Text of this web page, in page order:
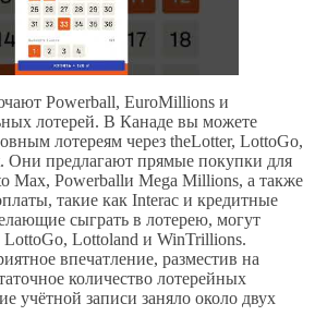
Powerball, EuroMillions и
лотерей. В Канаде вы можете
лотереям через theLotter, LottoGo,
Они предлагают прямые покупки для
Max, Powerballи Mega Millions, а также
такие как Interac и кредитные
сыграть в лотерею, могут
LottoGo, Lottoland и WinTrillions.
впечатление, разместив на
количество лотерейных
учётной записи заняло около двух